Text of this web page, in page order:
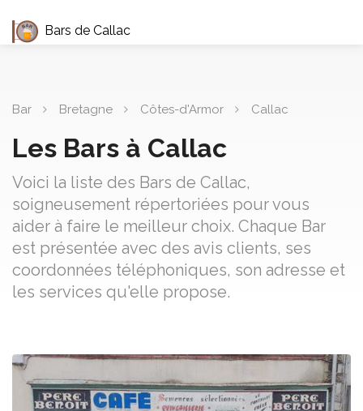
Bars de Callac
Bar Bretagne Côtes-d'Armor Callac
Les Bars à Callac
Voici la liste des Bars de Callac,
soigneusement répertoriées pour vous
aider à faire le meilleur choix. Chaque Bar
est présentée avec des avis clients, ses
coordonnées téléphoniques, son adresse et
les services qu'elle propose.